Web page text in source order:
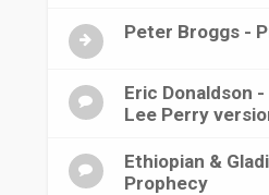
Peter Broggs -
Eric Donaldson
Lee Perry
Ethiopian &
Prophecy